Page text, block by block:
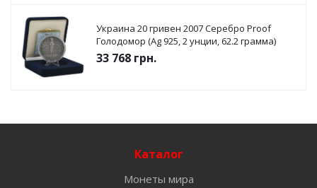
Украина 20 гривен 2007 Серебро Proof
Голодомор (Ag 925, 2 унции, 62.2 грамма)
33 768 грн.
Каталог
Монеты мира